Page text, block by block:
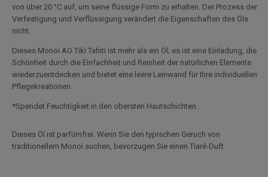
von über 20 °C auf, um seine flüssige Form zu erhalten. Der Prozess der
Verfestigung und Verflüssigung verändert die Eigenschaften des Öls
nicht.
Dieses Monoi AO Tiki Tahiti ist mehr als ein Öl; es ist eine Einladung, die
Schönheit durch die Einfachheit und Reinheit der natürlichen Elemente
wiederzuentdecken und bietet eine leere Leinwand für Ihre individuellen
Pflegekreationen.
*Spendet Feuchtigkeit in den obersten Hautschichten.
Dieses Öl ist parfümfrei. Wenn Sie den typischen Geruch von
traditionellem Monoi suchen, bevorzugen Sie einen Tiaré-Duft